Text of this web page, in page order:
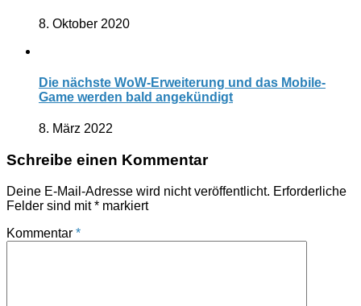
8. Oktober 2020
Die nächste WoW-Erweiterung und das Mobile-
Game werden bald angekündigt
8. März 2022
Schreibe einen Kommentar
Deine E-Mail-Adresse wird nicht veröffentlicht. Erforderliche
Felder sind mit* markiert
Kommentar *